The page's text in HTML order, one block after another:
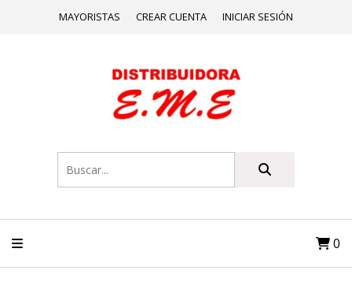
MAYORISTAS CREAR CUENTA INICIAR SESIÓN
0